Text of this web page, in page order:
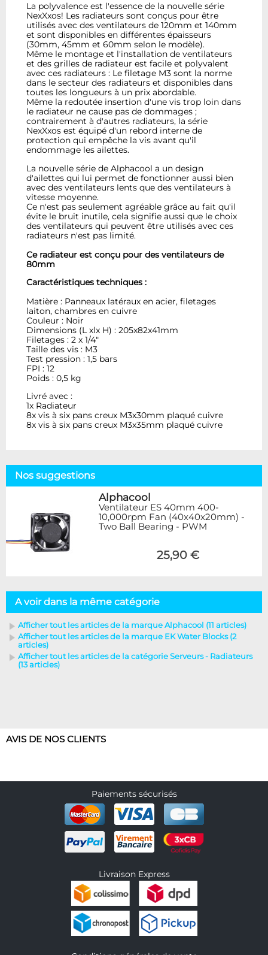
La polyvalence est l'essence de la nouvelle série
NexXxos! Les radiateurs sont conçus pour être
utilisés avec des ventilateurs de 120mm et 140mm
et sont disponibles en différentes épaisseurs
(30mm, 45mm et 60mm selon le modèle).
Même le montage et l'installation de ventilateurs
et des grilles de radiateur est facile et polyvalent
avec ces radiateurs : Le filetage M3 sont la norme
dans le secteur des radiateurs et disponibles dans
toutes les longueurs à un prix abordable.
Même la redoutée insertion d'une vis trop loin dans
le radiateur ne cause pas de dommages ;
contrairement à d'autres radiateurs, la série
NexXxos est équipé d'un rebord interne de
protection qui empêche la vis avant qu'il
endommage les ailettes.
La nouvelle série de Alphacool a un design
d'ailettes qui lui permet de fonctionner aussi bien
avec des ventilateurs lents que des ventilateurs à
vitesse moyenne.
Ce n'est pas seulement agréable grâce au fait qu'il
évite le bruit inutile, cela signifie aussi que le choix
des ventilateurs qui peuvent être utilisés avec ces
radiateurs n'est pas limité.
Ce radiateur est conçu pour des ventilateurs de
80mm
Caractéristiques techniques :
Matière : Panneaux latéraux en acier, filetages
laiton, chambres en cuivre
Couleur : Noir
Dimensions (L xlx H) : 205x82x41mm
Filetages : 2 x 1/4"
Taille des vis : M3
Test pression : 1,5 bars
FPI : 12
Poids : 0,5 kg
Livré avec :
1x Radiateur
8x vis à six pans creux M3x30mm plaqué cuivre
8x vis à six pans creux M3x35mm plaqué cuivre
Nos suggestions
Alphacool
Ventilateur ES 40mm 400-
10,000rpm Fan (40x40x20mm) -
Two Ball Bearing - PWM
25,90 €
A voir dans la même catégorie
Afficher tout les articles de la marque Alphacool (11 articles)
Afficher tout les articles de la marque EK Water Blocks (2
articles)
Afficher tout les articles de la catégorie Serveurs - Radiateurs
(13 articles)
AVIS DE NOS CLIENTS
Paiements sécurisés
Livraison Express